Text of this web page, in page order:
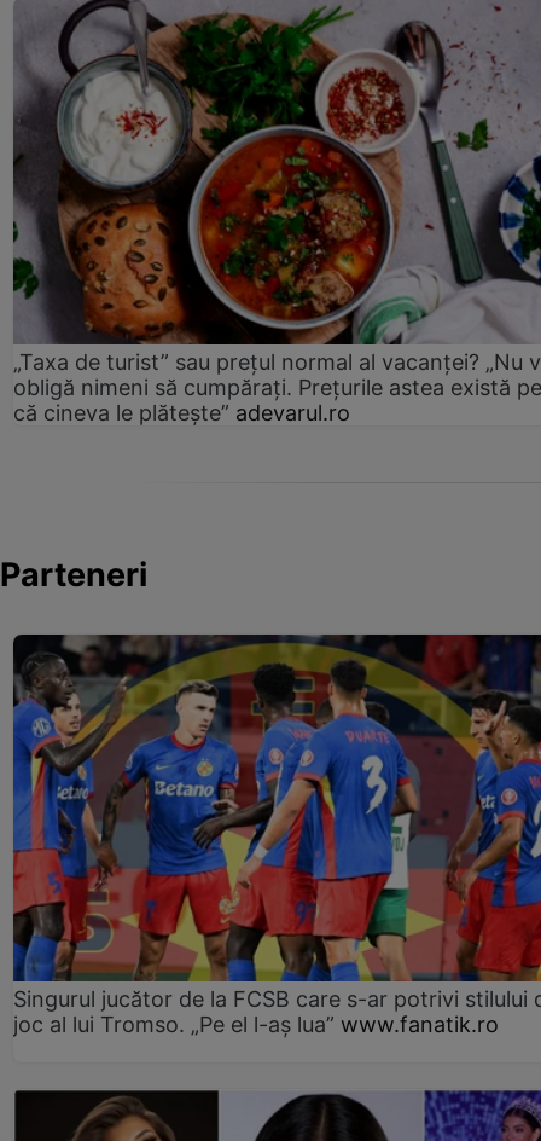
„Taxa de turist” sau prețul normal al vacanței? „Nu
obligă nimeni să cumpărați. Prețurile astea există
că cineva le plătește” adevarul.ro
Parteneri
Singurul jucător de la FCSB care s-ar potrivi stilului
joc al lui Tromso. „Pe el l-aș lua” www.fanatik.ro